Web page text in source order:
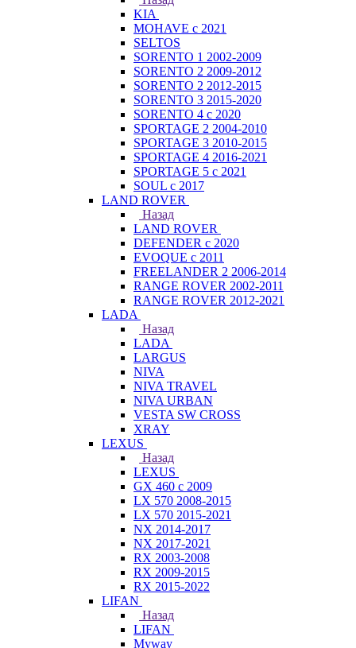
KIA
MOHAVE с 2021
SELTOS
SORENTO 1 2002-2009
SORENTO 2 2009-2012
SORENTO 2 2012-2015
SORENTO 3 2015-2020
SORENTO 4 с 2020
SPORTAGE 2 2004-2010
SPORTAGE 3 2010-2015
SPORTAGE 4 2016-2021
SPORTAGE 5 с 2021
SOUL с 2017
LAND ROVER
Назад
LAND ROVER
DEFENDER с 2020
EVOQUE с 2011
FREELANDER 2 2006-2014
RANGE ROVER 2002-2011
RANGE ROVER 2012-2021
LADA
Назад
LADA
LARGUS
NIVA
NIVA TRAVEL
NIVA URBAN
VESTA SW CROSS
XRAY
LEXUS
Назад
LEXUS
GX 460 с 2009
LX 570 2008-2015
LX 570 2015-2021
NX 2014-2017
NX 2017-2021
RX 2003-2008
RX 2009-2015
RX 2015-2022
LIFAN
Назад
LIFAN
Myway